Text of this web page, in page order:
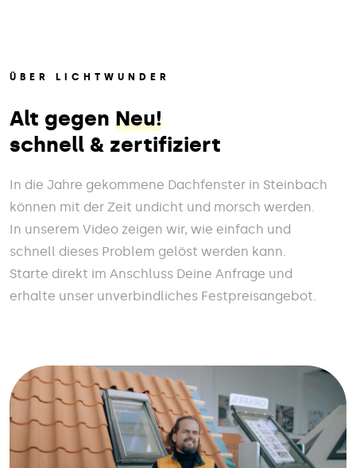
ÜBER LICHTWUNDER
Alt gegen Neu!
schnell & zertifiziert
In die Jahre gekommene Dachfenster in Steinbach
können mit der Zeit undicht und morsch werden.
In unserem Video zeigen wir, wie einfach und
schnell dieses Problem gelöst werden kann.
Starte direkt im Anschluss Deine Anfrage und
erhalte unser unverbindliches Festpreisangebot.